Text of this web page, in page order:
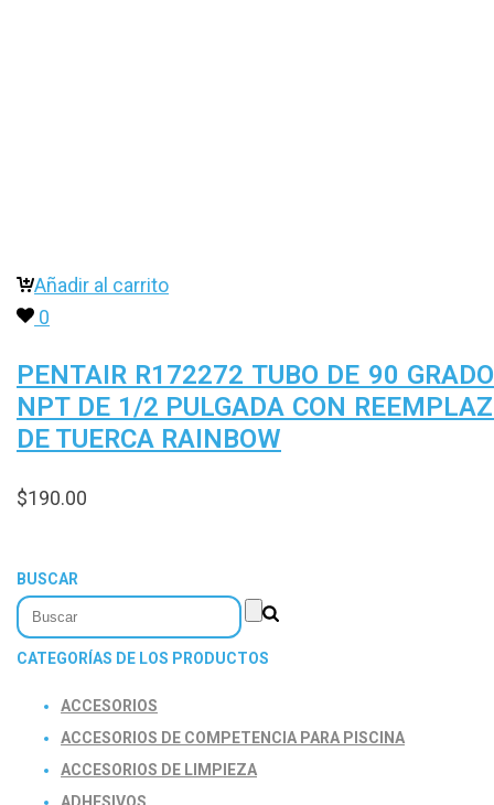
Añadir al carrito
0
PENTAIR R172272 TUBO DE 90
NPT DE 1/2 PULGADA CON
DE TUERCA RAINBOW
$190.00
BUSCAR
CATEGORÍAS DE LOS PRODUCTOS
ACCESORIOS
ACCESORIOS DE COMPETENCIA PARA PISCINA
ACCESORIOS DE LIMPIEZA